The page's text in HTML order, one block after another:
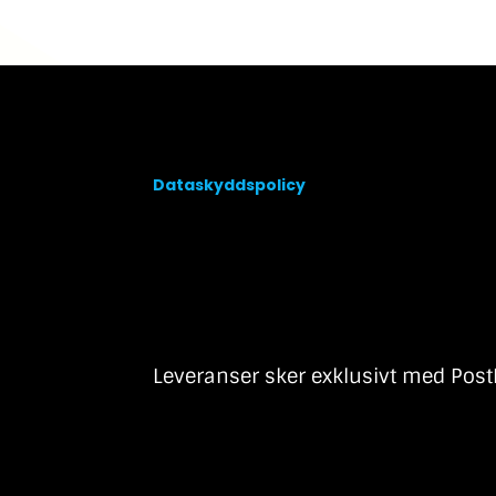
Dataskyddspolicy
Leveranser sker exklusivt med